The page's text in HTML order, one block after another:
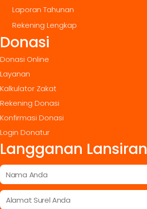
Laporan Tahunan
Rekening Lengkap
Donasi
Donasi Online
Layanan
Kalkulator Zakat
Rekening Donasi
Konfirmasi Donasi
Login Donatur
Langganan Lansiran